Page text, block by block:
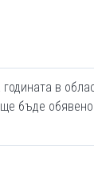
в
ще бъде